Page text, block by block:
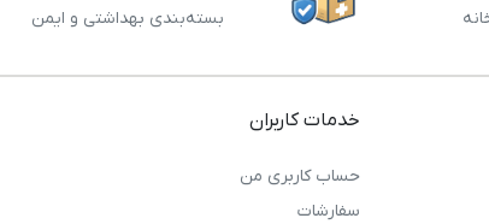
بسته‌بندی بهداشتی و ایمن
خدمات کاربران
حساب کاربری من
سفارشات